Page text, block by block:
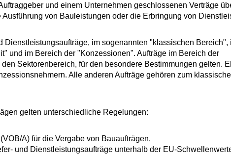
und einem Unternehmen geschlossenen Verträge
von Bauleistungen oder die Erbringung von
Dienstleistungsaufträge, im sogenannten "klassischen Bereich",
und im Bereich der "Konzessionen". Aufträge im Bereich der
Sektorenbereich, für den besondere Bestimmungen gelten.
Alle anderen Aufträge gehören zum
gelten unterschiedliche Regelungen:
A) für die Vergabe von Bauaufträgen,
und Dienstleistungsaufträge unterhalb der EU-